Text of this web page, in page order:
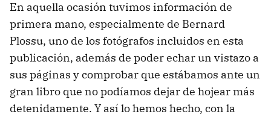
En aquella ocasión tuvimos información de
primera mano, especialmente de Bernard
Plossu, uno de los fotógrafos incluidos en esta
publicación, además de poder echar un vistazo a
sus páginas y comprobar que estábamos ante un
gran libro que no podíamos dejar de hojear más
detenidamente. Y así lo hemos hecho, con la